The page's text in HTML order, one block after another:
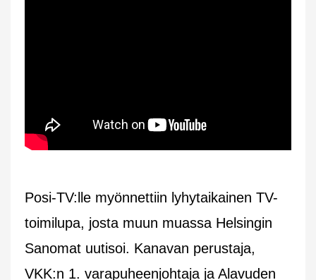
Posi-TV:lle myönnettiin lyhytaikainen TV-
toimilupa, josta muun muassa Helsingin
Sanomat uutisoi. Kanavan perustaja,
VKK:n 1. varapuheenjohtaja ja Alavuden